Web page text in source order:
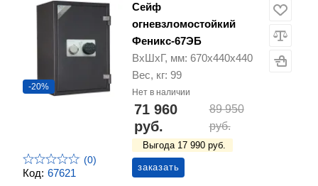
Код: 67621
-20%
(0)
Сейф
огневзломостойкий
Феникс-67ЭБ
ВхШхГ, мм: 670х440х440
Вес, кг: 99
Нет в наличии
71 960
руб.
89 950
руб.
Выгода 17 990 руб.
заказать